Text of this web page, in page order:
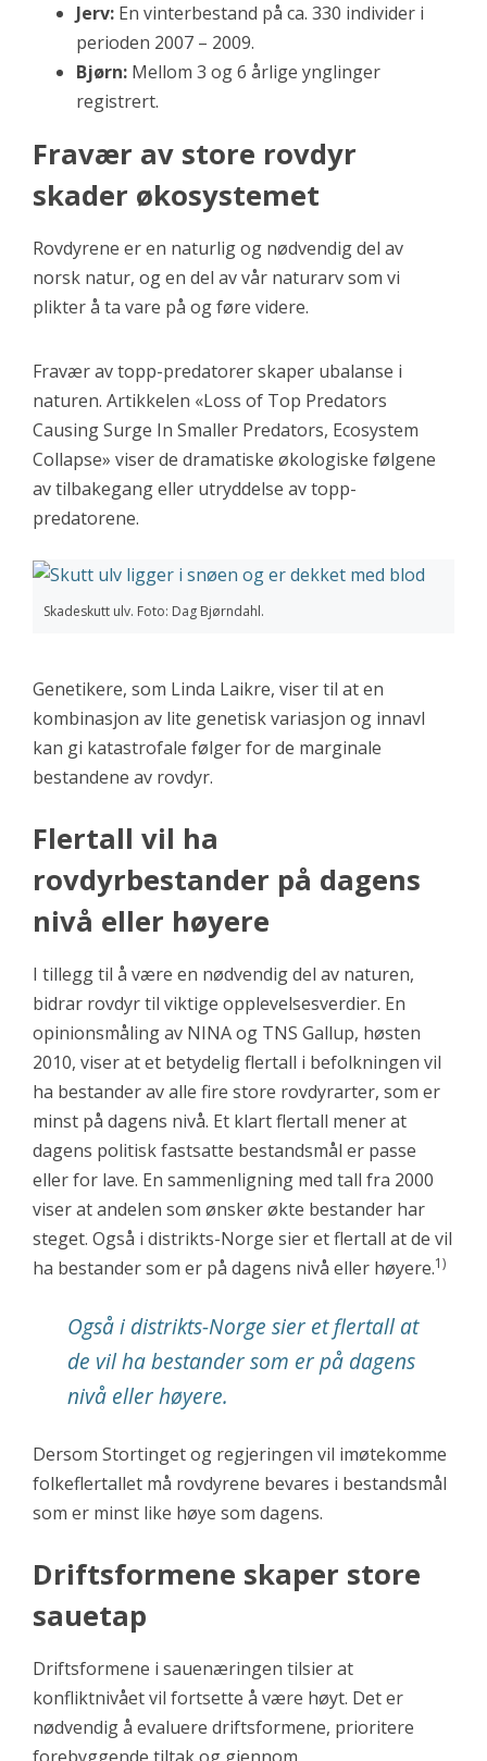
Jerv: En vinterbestand på ca. 330 individer i
perioden 2007 – 2009.
Bjørn: Mellom 3 og 6 årlige ynglinger
registrert.
Fravær av store rovdyr
skader økosystemet
Rovdyrene er en naturlig og nødvendig del av
norsk natur, og en del av vår naturarv som vi
plikter å ta vare på og føre videre.
Fravær av topp-predatorer skaper ubalanse i
naturen. Artikkelen «Loss of Top Predators
Causing Surge In Smaller Predators, Ecosystem
Collapse» viser de dramatiske økologiske følgene
av tilbakegang eller utryddelse av topp-
predatorene.
Skadeskutt ulv. Foto: Dag Bjørndahl.
Genetikere, som Linda Laikre, viser til at en
kombinasjon av lite genetisk variasjon og innavl
kan gi katastrofale følger for de marginale
bestandene av rovdyr.
Flertall vil ha
rovdyrbestander på dagens
nivå eller høyere
I tillegg til å være en nødvendig del av naturen,
bidrar rovdyr til viktige opplevelsesverdier. En
opinionsmåling av NINA og TNS Gallup, høsten
2010, viser at et betydelig flertall i befolkningen vil
ha bestander av alle fire store rovdyrarter, som er
minst på dagens nivå. Et klart flertall mener at
dagens politisk fastsatte bestandsmål er passe
eller for lave. En sammenligning med tall fra 2000
viser at andelen som ønsker økte bestander har
steget. Også i distrikts-Norge sier et flertall at de vil
ha bestander som er på dagens nivå eller høyere.1)
Også i distrikts-Norge sier et flertall at
de vil ha bestander som er på dagens
nivå eller høyere.
Dersom Stortinget og regjeringen vil imøtekomme
folkeflertallet må rovdyrene bevares i bestandsmål
som er minst like høye som dagens.
Driftsformene skaper store
sauetap
Driftsformene i sauenæringen tilsier at
konfliktnivået vil fortsette å være høyt. Det er
nødvendig å evaluere driftsformene, prioritere